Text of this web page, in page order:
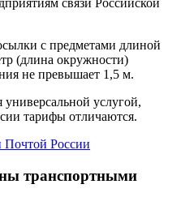
связи Российской
с предметами длиной
(длина окружности)
не превышает 1,5 м.
услугой,
тарифы отличаются.
Почтой России
транспортными